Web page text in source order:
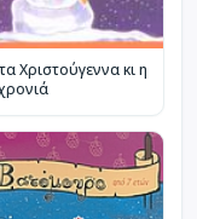
Χριστούγεννα κι η